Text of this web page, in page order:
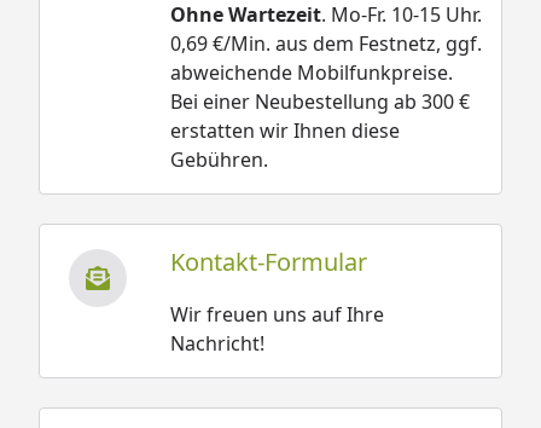
Ohne Wartezeit. Mo-Fr. 10-15 Uhr.
0,69 €/Min. aus dem Festnetz, ggf.
abweichende Mobilfunkpreise.
Bei einer Neubestellung ab 300 €
erstatten wir Ihnen diese
Gebühren.
Kontakt-Formular
Wir freuen uns auf Ihre
Nachricht!